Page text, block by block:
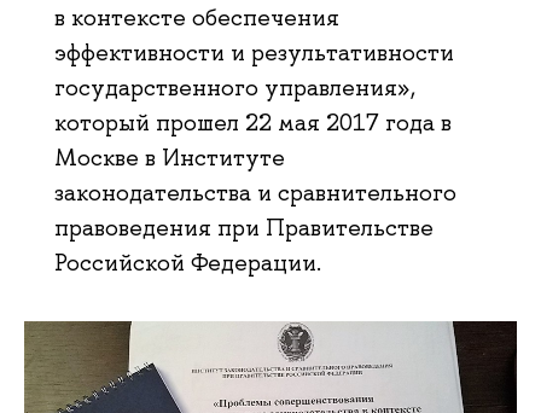
в контексте обеспечения
эффективности и результативности
государственного управления»,
который прошел 22 мая 2017 года в
Москве в Институте
законодательства и сравнительного
правоведения при Правительстве
Российской Федерации.